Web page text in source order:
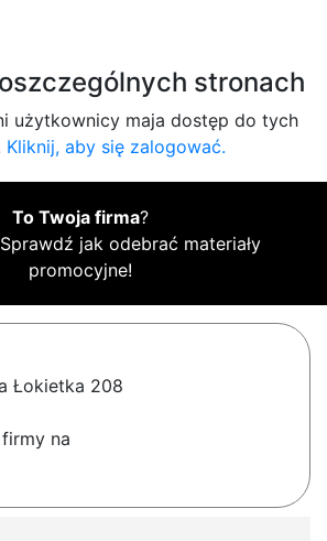
stronach
użytkownicy maja dostęp do tych
Kliknij, aby się zalogować.
To Twoja firma?
Sprawdź jak odebrać materiały
promocyjne!
Łokietka 208
na